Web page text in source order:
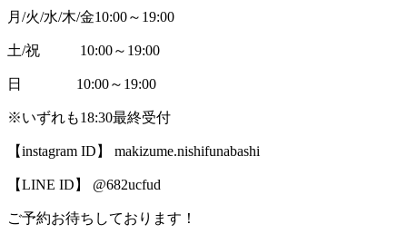
月/火/水/木/金10:00～19:00
土/祝 10:00～19:00
日 10:00～19:00
※いずれも18:30最終受付
【instagram ID】 makizume.nishifunabashi
【LINE ID】 @682ucfud
ご予約お待ちしております！